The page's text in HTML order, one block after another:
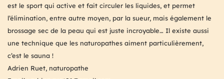
est le sport qui active et fait circuler les liquides, et permet
l’élimination, entre autre moyen, par la sueur, mais également le
brossage sec de la peau qui est juste incroyable… Il existe aussi
une technique que les naturopathes aiment particulièrement,
c’est le sauna !
Adrien Ruet, naturopathe